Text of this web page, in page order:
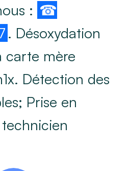
: ☎
. Désoxydation
carte mère
Détection des
Prise en